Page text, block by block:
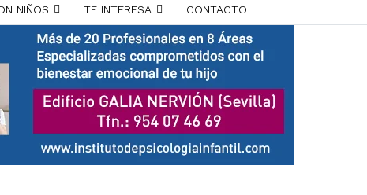
NIÑOS TE INTERESA CONTACTO